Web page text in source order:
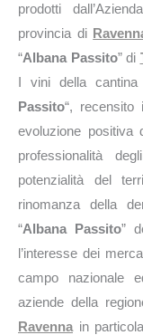
prodotti
provincia di
“Albana Passito” di
I vini della cantina
Passito“, recensito
evoluzione positiva
professionalità
potenzialità del
rinomanza della
“Albana Passito”
l’interesse dei
campo nazionale
aziende della
Ravenna in